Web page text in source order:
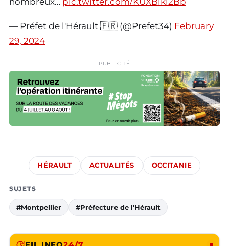
— Préfet de l'Hérault 🇫🇷 (@Prefet34) February
29, 2024
PUBLICITÉ
HÉRAULT ACTUALITÉS OCCITANIE
SUJETS
#Montpellier #Préfecture de l’Hérault